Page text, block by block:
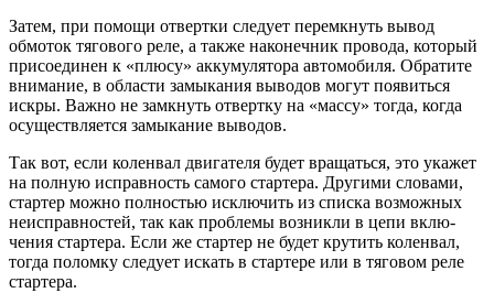
Затем, при помощи отвертки следует перемкнуть вывод
обмоток тягового реле, а также наконечник провода, который
присоединен к «плюсу» аккумулятора автомобиля. Обратите
внимание, в области замыкания выводов могут появиться
искры. Важно не замкнуть отвертку на «мас­су» тогда, когда
осуществляется замыкание выводов.
Так вот, если коленвал двигателя будет вращаться, это укажет
на полную исправность самого стартера. Другими словами,
стартер можно полностью исключить из списка возможных
неисправностей, так как проблемы возникли в цепи вклю­
чения стартера. Если же стартер не будет крутить коленвал,
тогда поломку следует искать в стартере или в тяговом реле
стартера.